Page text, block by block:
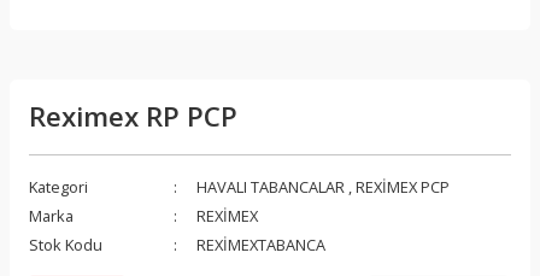
Reximex RP PCP
Kategori HAVALI TABANCALAR ,REXİMEX PCP
Marka
REXİMEX
Stok Kodu
REXİMEXTABANCA